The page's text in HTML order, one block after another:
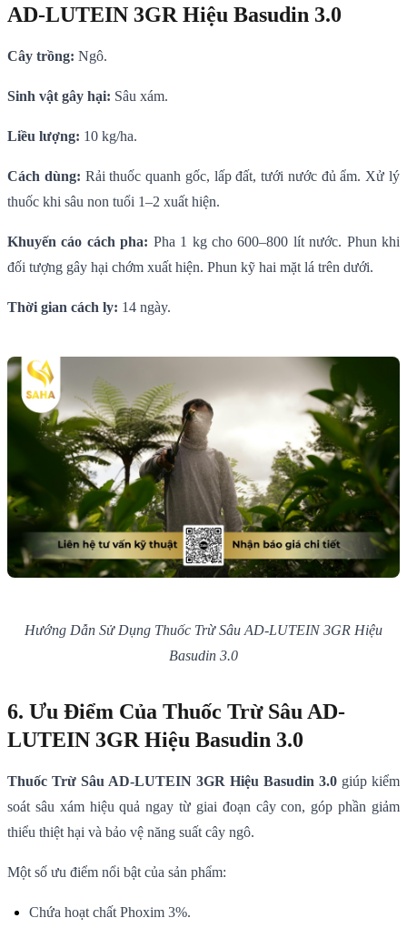
AD-LUTEIN 3GR Hiệu Basudin 3.0
Cây trồng: Ngô.
Sinh vật gây hại: Sâu xám.
Liều lượng: 10 kg/ha.
Cách dùng: Rải thuốc quanh gốc, lấp đất, tưới nước đủ ẩm. Xử lý
thuốc khi sâu non tuổi 1–2 xuất hiện.
Khuyến cáo cách pha: Pha 1 kg cho 600–800 lít nước. Phun khi
đối tượng gây hại chớm xuất hiện. Phun kỹ hai mặt lá trên dưới.
Thời gian cách ly: 14 ngày.
Hướng Dẫn Sử Dụng Thuốc Trừ Sâu AD-LUTEIN 3GR Hiệu
Basudin 3.0
6. Ưu Điểm Của Thuốc Trừ Sâu AD-
LUTEIN 3GR Hiệu Basudin 3.0
Thuốc Trừ Sâu AD-LUTEIN 3GR Hiệu Basudin 3.0 giúp kiểm
soát sâu xám hiệu quả ngay từ giai đoạn cây con, góp phần giảm
thiểu thiệt hại và bảo vệ năng suất cây ngô.
Một số ưu điểm nổi bật của sản phẩm:
Chứa hoạt chất Phoxim 3%.